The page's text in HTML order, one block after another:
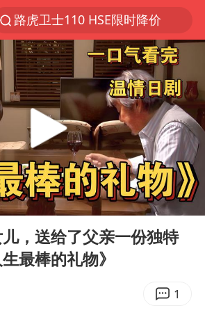
路虎卫士110 HSE限时降价
我国发现稀散金属独立新矿物——乌斯河锗矿
上海鼓励居家办公
多地银行上调存款利率
新疆生产建设兵团生态环境局原局长被查
朱一龙的鼻子怎么了
5万元以下微型代步车集体遇冷
大疆错失宇树
费大厨口号更改 不再宣传小炒肉大王
周星驰妈妈现身香港首映礼
上海地铁4条线路全线停运
19:30
，送给了父亲一份独特
最棒的礼物》
1